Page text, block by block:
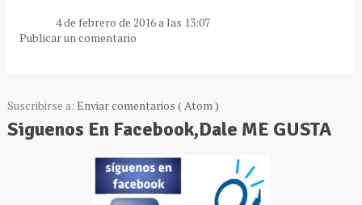
4 de febrero de 2016 a las 13:07
Publicar un comentario
Suscribirse a: Enviar comentarios ( Atom )
Siguenos En Facebook,Dale ME GUSTA